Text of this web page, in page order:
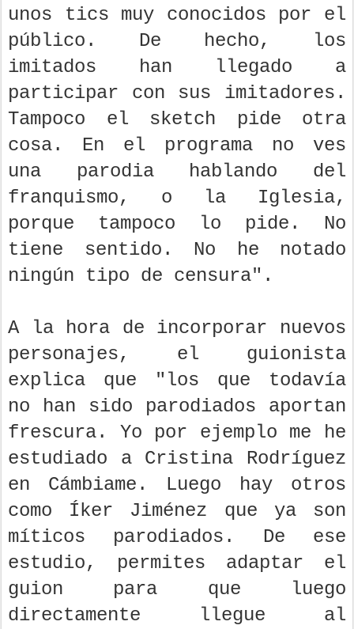
unos tics muy conocidos por el
público. De hecho, los
imitados han llegado a
participar con sus imitadores.
Tampoco el sketch pide otra
cosa. En el programa no ves
una parodia hablando del
franquismo, o la Iglesia,
porque tampoco lo pide. No
tiene sentido. No he notado
ningún tipo de censura".
A la hora de incorporar nuevos
personajes, el guionista
explica que "los que todavía
no han sido parodiados aportan
frescura. Yo por ejemplo me he
estudiado a Cristina Rodríguez
en Cámbiame. Luego hay otros
como Íker Jiménez que ya son
míticos parodiados. De ese
estudio, permites adaptar el
guion para que luego
directamente llegue al